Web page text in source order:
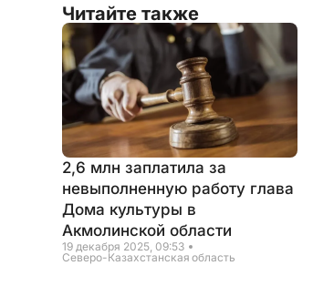
Читайте также
2,6 млн заплатила за
невыполненную работу глава
Дома культуры в
Акмолинской области
19 декабря 2025, 09:53
Северо-Казахстанская область